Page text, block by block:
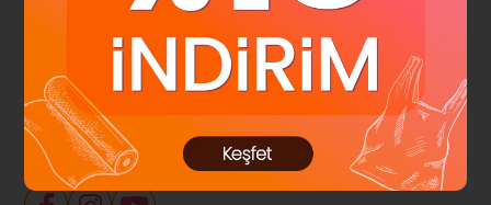
Kampanya ve Duyurulardan haberdar ol!
Abone Ol
Sosyal Medya